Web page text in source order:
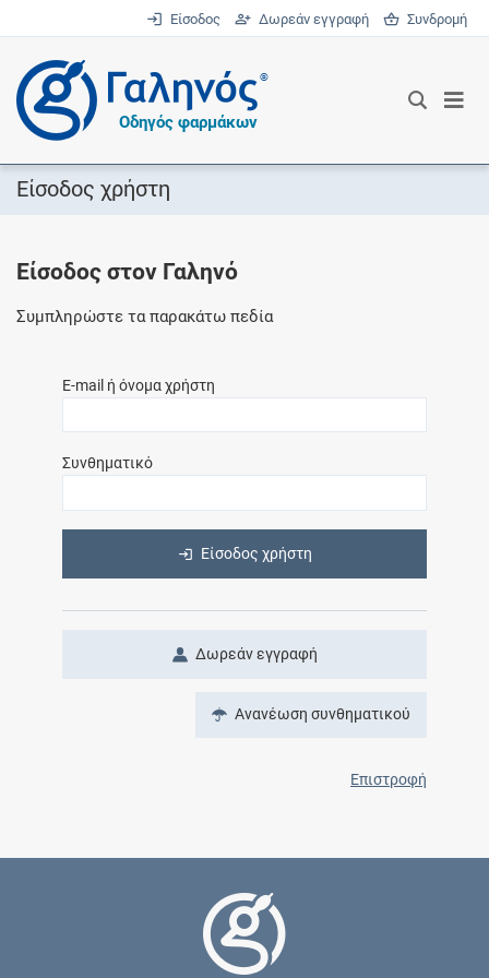
Είσοδος Δωρεάν εγγραφή Συνδρομή
®
Οδηγός φαρμάκων
Είσοδος χρήστη
Είσοδος στον Γαληνό
Συμπληρώστε τα παρακάτω πεδία
E-mail ή όνομα χρήστη
Συνθηματικό
Είσοδος χρήστη
Δωρεάν εγγραφή
Ανανέωση συνθηματικού
Επιστροφή